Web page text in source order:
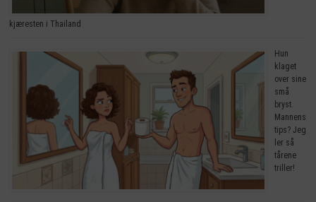
kjæresten i Thailand
Hun
klaget
over sine
små
bryst.
Mannens
tips? Jeg
ler så
tårene
triller!